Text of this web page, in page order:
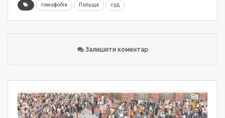
гомофобія Польща суд
Залишити коментар